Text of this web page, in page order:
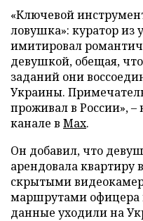
«Ключевой
ловушка»: куратор из
имитировал
девушкой, обещая,
заданий они
Украины.
проживал в России»,
канале в Max.
Он добавил, что
арендовала квартиру
скрытыми
маршрутами офицера
данные уходили на